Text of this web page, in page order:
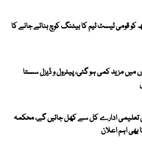
قومی ٹیسٹ ٹیم کا بیٹنگ کوچ بنائے جانے کا
میں مزید کمی ہو گئی، پیٹرول و ڈیزل سستا
تعلیمی ادارے کل سے کھل جائیں گے، محکمہ
بھی اہم اعلان